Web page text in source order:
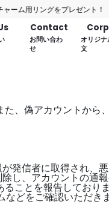
用リングをプレゼント！
Contact
お問い合わ
せ
オリジ
文
、偽アカウントか
信者に取得され、悪
、アカウントの通報
ことを報告しておりま
どをご確認いただき